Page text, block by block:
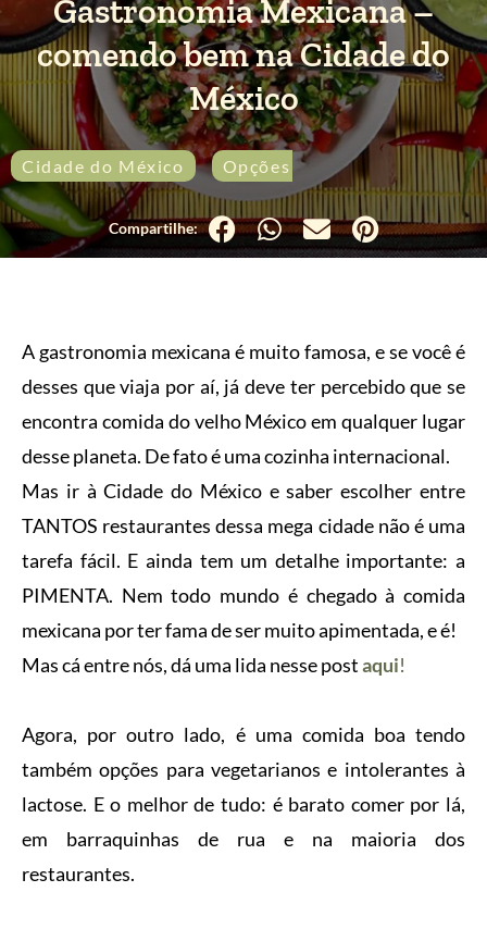
Gastronomia Mexicana –
comendo bem na Cidade do
México
Cidade do México Opções Saudáveis pelo
A gastronomia mexicana é muito famosa, e se você é
desses que viaja por aí, já deve ter percebido que se
encontra comida do velho México em qualquer lugar
desse planeta. De fato é uma cozinha internacional.
Mas ir à Cidade do México e saber escolher entre
TANTOS restaurantes dessa mega cidade não é uma
tarefa fácil. E ainda tem um detalhe importante: a
PIMENTA. Nem todo mundo é chegado à comida
mexicana por ter fama de ser muito apimentada, e é!
Mas cá entre nós, dá uma lida nesse postaqui!
Agora, por outro lado, é uma comida boa tendo
também opções para vegetarianos e intolerantes à
lactose. E o melhor de tudo: é barato comer por lá,
em barraquinhas de rua e na maioria dos
restaurantes.